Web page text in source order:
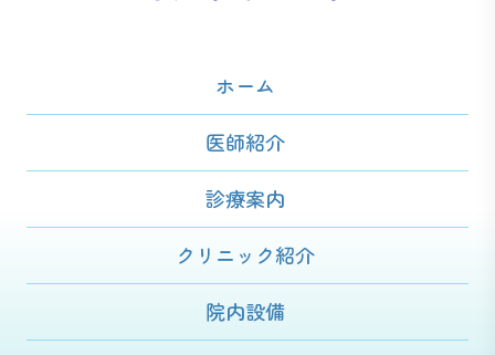
ホーム
医師紹介
診療案内
クリニック紹介
院内設備